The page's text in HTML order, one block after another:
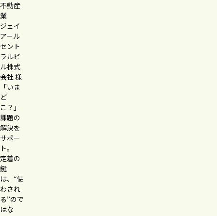
不動産
業
ジェイ
アール
セント
ラルビ
ル株式
会社 様
「いま
ど
こ？」
課題の
解決を
サポー
ト。
定着の
鍵
は、“使
わされ
る”ので
はな